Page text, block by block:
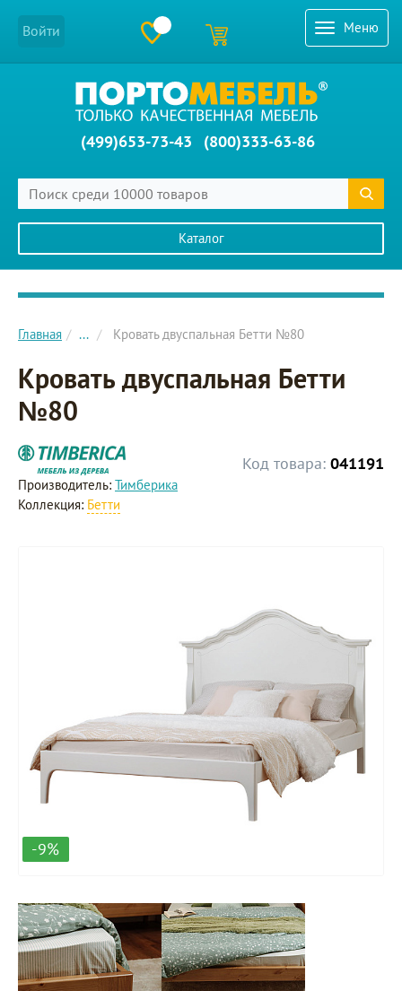
Меню
Войти
(499)653-73-43 (800)333-63-86
Каталог
Главное меню сайта
Главная ... Кровать двуспальная Бетти №80
Кровать двуспальная Бетти
№80
Код товара: 041191
Производитель: Тимберика
Коллекция: Бетти
-9%